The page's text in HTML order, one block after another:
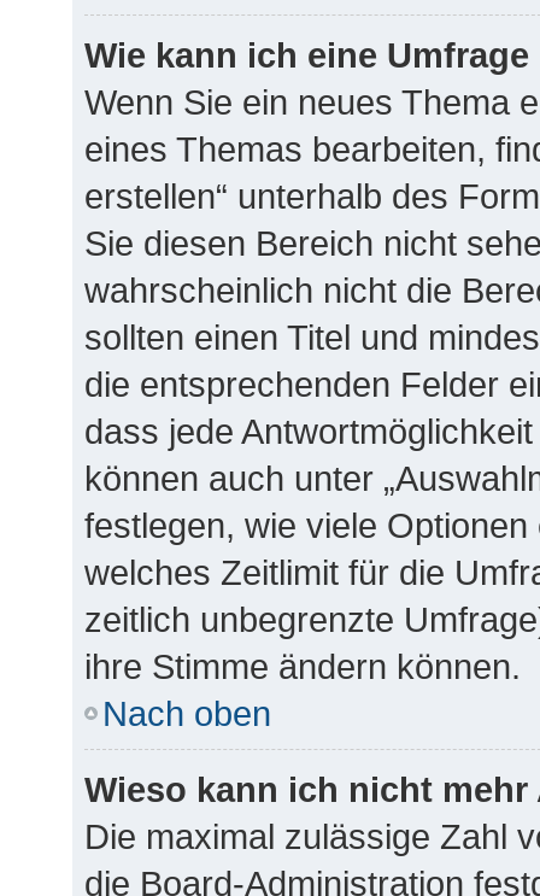
Wie kann ich eine
Wenn Sie ein neues Thema
eines Themas bearbeiten,
erstellen“ unterhalb des
Sie diesen Bereich nicht
wahrscheinlich nicht die
sollten einen Titel und
die entsprechenden Felder
dass jede
können auch unter
festlegen, wie viele
welches Zeitlimit für die
zeitlich unbegrenzte
ihre Stimme ändern können.
Nach oben
Wieso kann ich nicht
Die maximal zulässige Zahl
die Board-Administration